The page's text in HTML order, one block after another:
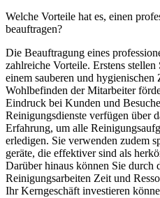
Welche Vorteile hat es, einen
beauftragen?
Die Beauftragung eines
zahlreiche Vorteile. Erstens
einem sauberen und
Wohlbefinden der Mitarbeiter
Eindruck bei Kunden und
Reinigungsdienste verfügen über
Erfahrung, um alle
erledigen. Sie verwenden zudem
geräte, die effektiver sind als
Darüber hinaus können Sie durch
Reinigungsarbeiten Zeit und
Ihr Kerngeschäft investieren